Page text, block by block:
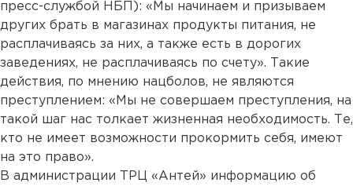
пресс-службой НБП): «Мы начинаем и призываем
других брать в магазинах продукты питания, не
расплачиваясь за них, а также есть в дорогих
заведениях, не расплачиваясь по счету». Такие
действия, по мнению нацболов, не являются
преступлением: «Мы не совершаем преступления, на
такой шаг нас толкает жизненная необходимость. Те,
кто не имеет возможности прокормить себя, имеют
на это право».
В администрации ТРЦ «Антей» информацию об